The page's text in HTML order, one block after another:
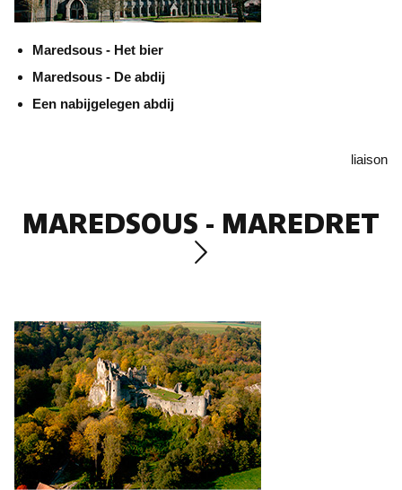
Maredsous - Het bier
Maredsous - De abdij
Een nabijgelegen abdij
liaison
MAREDSOUS - MAREDRET